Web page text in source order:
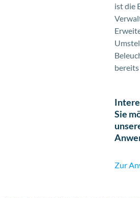
ist die
bereits
Sie
Zur